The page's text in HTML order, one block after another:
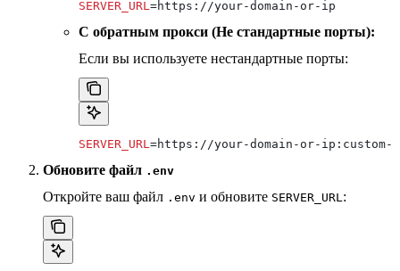
SERVER_URL =https://your-domain-or-ip
С обратным прокси (Не стандартные порты):
Если вы используете нестандартные порты:
SERVER_URL =https://your-domain-or-ip:custom-
Обновите файл .env
Откройте ваш файл .env и обновите SERVER_URL :